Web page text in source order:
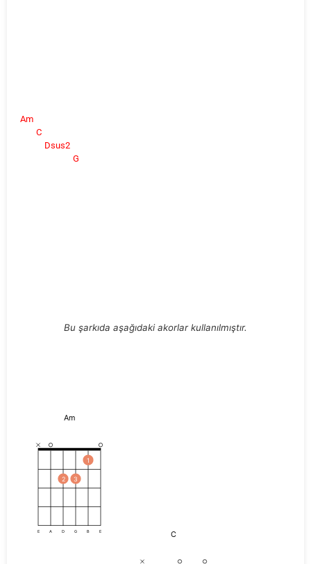
Am
C
Dsus2
G
Bu şarkıda aşağıdaki akorlar kullanılmıştır.
Am
2 3
1
E A D G B E C